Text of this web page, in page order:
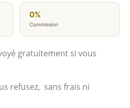
0%
Commission
gratuitement si vous
refusez, sans frais ni